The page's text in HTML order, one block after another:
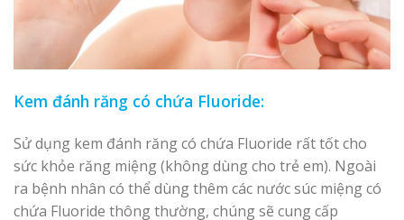
Kem đánh răng có chứa Fluoride:
Sử dụng kem đánh răng có chứa Fluoride rất tốt cho
sức khỏe răng miệng (không dùng cho trẻ em). Ngoài
ra bệnh nhân có thể dùng thêm các nước súc miệng có
chứa Fluoride thông thường, chúng sẽ cung cấp